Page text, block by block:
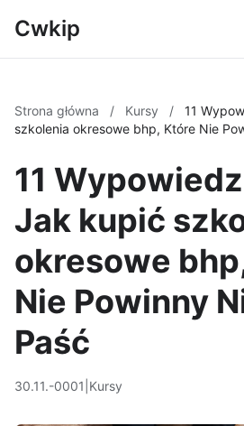
Cwkip
Strona główna / Kursy /
11
szkolenia okresowe bhp, Które Nie
11
Jak kupić
okresowe
Nie Powinny
Paść
30.11.-0001 Kursy